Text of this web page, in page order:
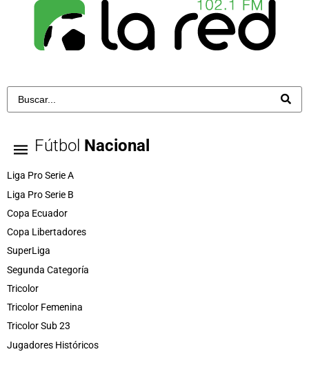
Fútbol Nacional
Liga Pro Serie A
Liga Pro Serie B
Copa Ecuador
Copa Libertadores
SuperLiga
Segunda Categoría
Tricolor
Tricolor Femenina
Tricolor Sub 23
Jugadores Históricos